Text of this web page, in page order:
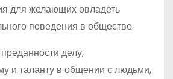
для желающих овладеть
поведения в обществе.
делу,
и таланту в общении с людьми,